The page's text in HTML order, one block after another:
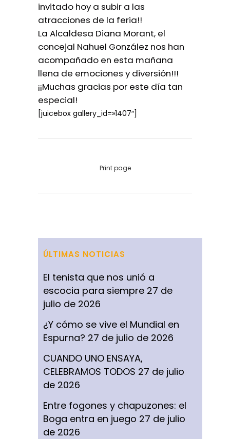
invitado hoy a subir a las
atracciones de la feria!!
La Alcaldesa Diana Morant, el
concejal Nahuel González nos han
acompañado en esta mañana
llena de emociones y diversión!!!
¡¡Muchas gracias por este día tan
especial!
[juicebox gallery_id=»1407″]
Print page
ÚLTIMAS NOTICIAS
El tenista que nos unió a
escocia para siempre 27 de
julio de 2026
¿Y cómo se vive el Mundial en
Espurna? 27 de julio de 2026
CUANDO UNO ENSAYA,
CELEBRAMOS TODOS 27 de julio
de 2026
Entre fogones y chapuzones: el
Boga entra en juego 27 de julio
de 2026